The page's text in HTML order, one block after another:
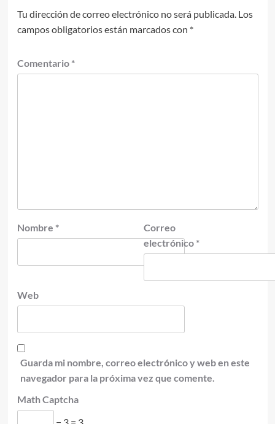
Tu dirección de correo electrónico no será publicada. Los
campos obligatorios están marcados con *
Comentario *
Nombre *
Correo
electrónico *
Web
Guarda mi nombre, correo electrónico y web en este
navegador para la próxima vez que comente.
Math Captcha